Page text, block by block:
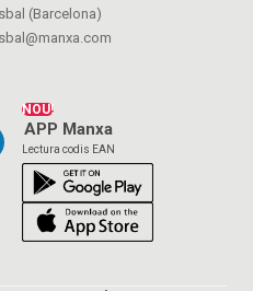
(Barcelona)
NOU!
APP Manxa
Lectura codis EAN